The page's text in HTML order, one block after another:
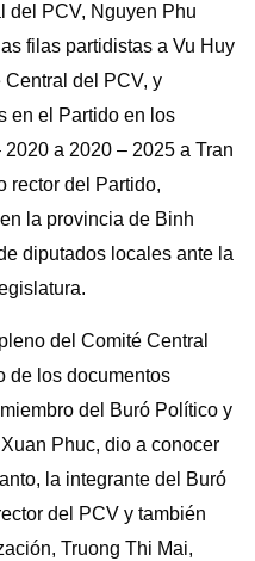
del PCV, Nguyen Phu
filas partidistas a Vu Huy
Central del PCV, y
en el Partido en los
a 2020 – 2025 a Tran
rector del Partido,
la provincia de Binh
diputados locales ante la
del Comité Central
de los documentos
del Buró Político y
Phuc, dio a conocer
la integrante del Buró
del PCV y también
Truong Thi Mai,